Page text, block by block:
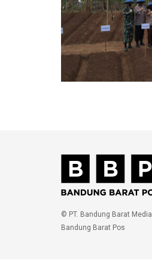
© PT. Bandung Barat Media |
Bandung Barat Pos